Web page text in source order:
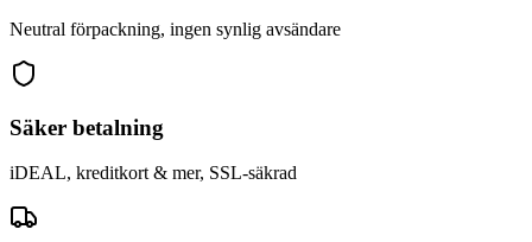
Neutral förpackning, ingen synlig avsändare
Säker betalning
iDEAL, kreditkort & mer, SSL-säkrad